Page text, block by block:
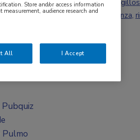
Pulmo
influenza,
Store and/or access information
audience research and
All I Accept